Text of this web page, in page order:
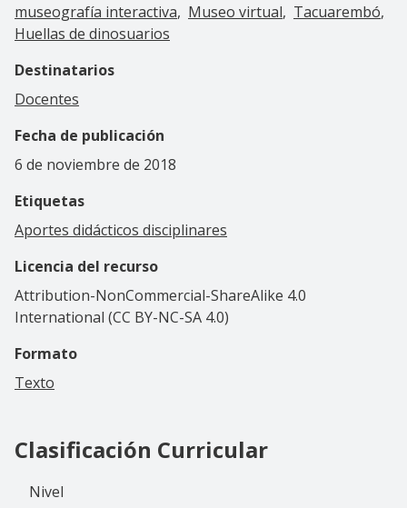
museografía interactiva
Museo virtual
Tacuarembó
Huellas de dinosuarios
Destinatarios
Docentes
Fecha de publicación
6 de noviembre de 2018
Etiquetas
Aportes didácticos disciplinares
Licencia del recurso
Attribution-NonCommercial-ShareAlike 4.0
International (CC BY-NC-SA 4.0)
Formato
Texto
Clasificación Curricular
Nivel